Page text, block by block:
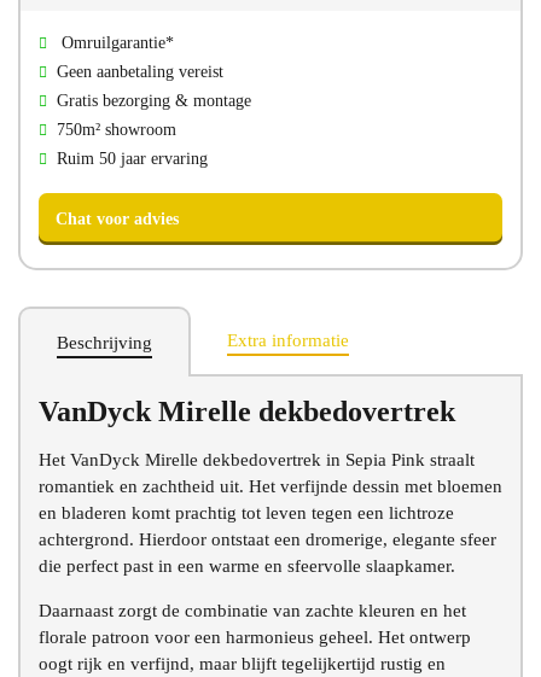
Omruilgarantie*
Geen aanbetaling vereist
Gratis bezorging & montage
750m² showroom
Ruim 50 jaar ervaring
Beschrijving Extra informatie
VanDyck Mirelle dekbedovertrek
Het VanDyck Mirelle dekbedovertrek in Sepia Pink straalt
romantiek en zachtheid uit. Het verfijnde dessin met bloemen
en bladeren komt prachtig tot leven tegen een lichtroze
achtergrond. Hierdoor ontstaat een dromerige, elegante sfeer
die perfect past in een warme en sfeervolle slaapkamer.
Daarnaast zorgt de combinatie van zachte kleuren en het
florale patroon voor een harmonieus geheel. Het ontwerp
oogt rijk en verfijnd, maar blijft tegelijkertijd rustig en